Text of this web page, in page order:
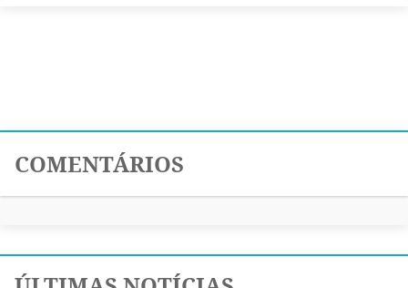
COMENTÁRIOS